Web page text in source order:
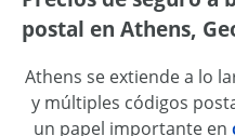
postal en Athens,
Athens se extiende a lo
y múltiples códigos
un papel importante en